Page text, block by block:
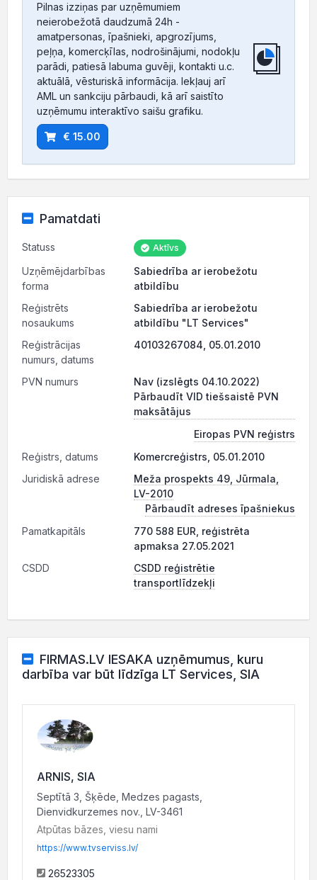
Pilnas izziņas par uzņēmumiem
neierobežotā daudzumā 24h -
amatpersonas, īpašnieki, apgrozījums,
peļņa, komercķīlas, nodrošinājumi, nodokļu
parādi, patiesā labuma guvēji, kontakti u.c.
aktuālā, vēsturiskā informācija. Iekļauj arī
AML un sankciju pārbaudi, kā arī saistīto
uzņēmumu interaktīvo saišu grafiku.
€ 15.00
Pamatdati
Statuss Aktīvs
Uzņēmējdarbības
forma
Sabiedrība ar ierobežotu
atbildību
Reģistrēts
nosaukums
Sabiedrība ar ierobežotu
atbildību "LT Services"
Reģistrācijas
numurs, datums
40103267084, 05.01.2010
PVN numurs
Nav (izslēgts 04.10.2022)
Pārbaudīt VID tiešsaistē PVN
maksātājus
Eiropas PVN reģistrs
Reģistrs, datums
Komercreģistrs, 05.01.2010
Juridiskā adrese
Meža prospekts 49, Jūrmala,
LV-2010
Pārbaudīt adreses īpašniekus
Pamatkapitāls
770 588 EUR, reģistrēta
apmaksa 27.05.2021
CSDD
CSDD reģistrētie
transportlīdzekļi
FIRMAS.LV IESAKA uzņēmumus, kuru
darbība var būt līdzīga LT Services, SIA
ARNIS, SIA
Septītā 3, Šķēde, Medzes pagasts,
Dienvidkurzemes nov., LV-3461
Atpūtas bāzes, viesu nami
https://www.tvserviss.lv/
26523305